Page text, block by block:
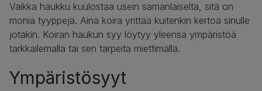
Vaikka haukku kuulostaa usein samanlaiselta, sitä on
monia tyyppejä. Aina koira yrittää kuitenkin kertoa sinulle
jotakin. Koiran haukun syy löytyy yleensä ympäristöä
tarkkailemalla tai sen tarpeita miettimällä.
Ympäristösyyt